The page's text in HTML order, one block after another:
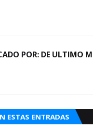
POR: DE ULTIMO
ESTAS ENTRADAS